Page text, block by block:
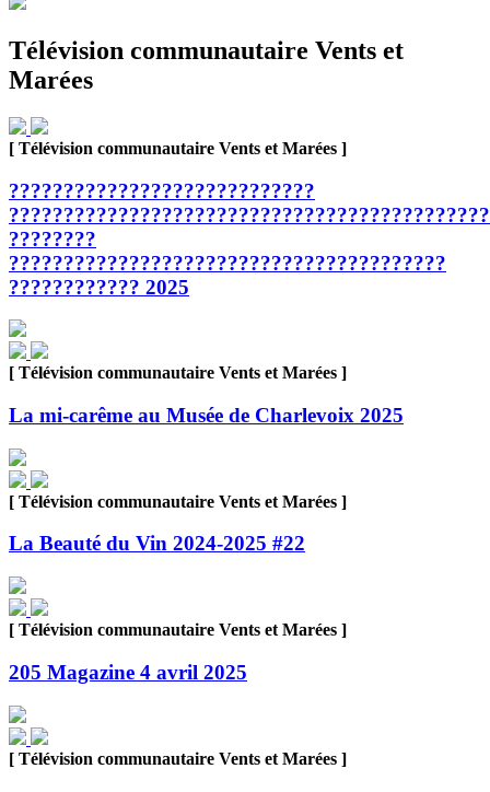
Télévision communautaire Vents et
Marées
[ Télévision communautaire Vents et Marées ]
????????????????????????????
????????
????????????????????????????????????????
???????????? 2025
[ Télévision communautaire Vents et Marées ]
La mi-carême au Musée de Charlevoix 2025
[ Télévision communautaire Vents et Marées ]
La Beauté du Vin 2024-2025 #22
[ Télévision communautaire Vents et Marées ]
205 Magazine 4 avril 2025
[ Télévision communautaire Vents et Marées ]